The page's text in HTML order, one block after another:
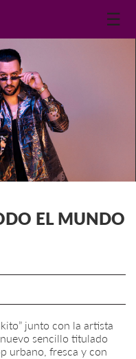
☰
EL MUNDO
junto con la artista
sencillo titulado
urbano, fresca y con